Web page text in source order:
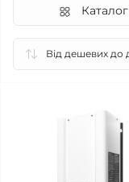
Каталог